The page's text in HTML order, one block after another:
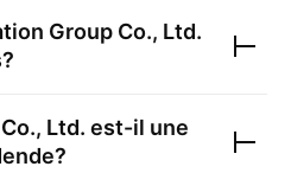
Group Co., Ltd.
Ltd. est-il une